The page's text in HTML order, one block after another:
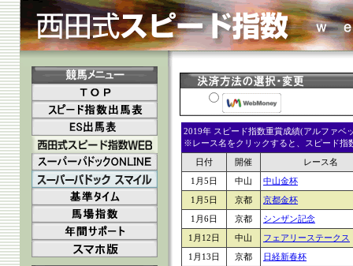
2019年 スピード指数重賞成績(アルファベ
※レース名をクリックすると、スピード指
日付
開催
レース名
1月5日
中山
中山金杯
1月5日
京都
京都金杯
1月6日
京都
シンザン記念
1月12日
中山
フェアリーステークス
1月13日
京都
日経新春杯